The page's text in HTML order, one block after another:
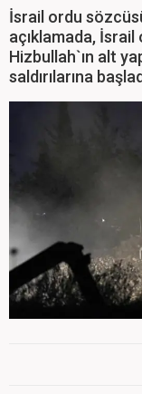
İsrail ordu
açıklamada,
Hizbullah`ın alt
saldırılarına